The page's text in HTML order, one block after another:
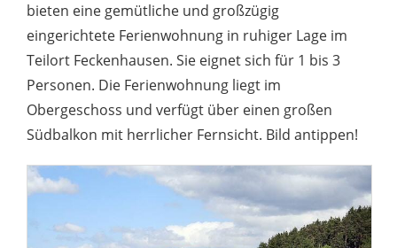
bieten eine gemütliche und großzügig
eingerichtete Ferienwohnung in ruhiger Lage im
Teilort Feckenhausen. Sie eignet sich für 1 bis 3
Personen. Die Ferienwohnung liegt im
Obergeschoss und verfügt über einen großen
Südbalkon mit herrlicher Fernsicht. Bild antippen!